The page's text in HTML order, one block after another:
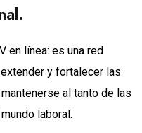
en línea: es una red
y fortalecer las
al tanto de las
laboral.